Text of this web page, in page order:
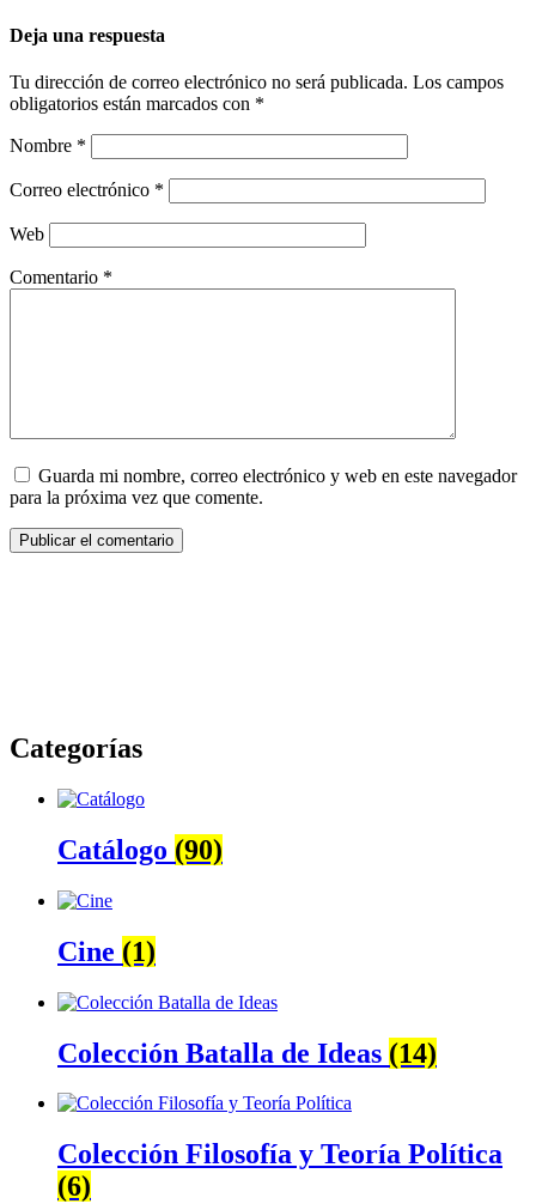
Deja una respuesta
Tu dirección de correo electrónico no será publicada. Los campos
obligatorios están marcados con *
Nombre *
Correo electrónico *
Web
Comentario *
Guarda mi nombre, correo electrónico y web en este navegador
para la próxima vez que comente.
Categorías
Catálogo (90)
Cine (1)
Colección Batalla de Ideas (14)
Colección Filosofía y Teoría Política
(6)